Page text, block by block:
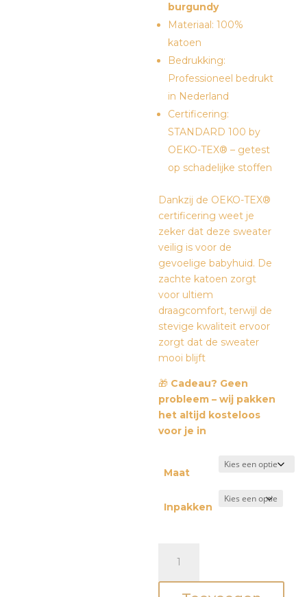
burgundy
Materiaal: 100%
katoen
Bedrukking:
Professioneel bedrukt
in Nederland
Certificering:
STANDARD 100 by
OEKO-TEX® – getest
op schadelijke stoffen
Dankzij de OEKO-TEX®
certificering weet je
zeker dat deze sweater
veilig is voor de
gevoelige babyhuid. De
zachte katoen zorgt
voor ultiem
draagcomfort, terwijl de
stevige kwaliteit ervoor
zorgt dat de sweater
mooi blijft
🎁 Cadeau? Geen
probleem – wij pakken
het altijd kosteloos
voor je in
Maat
Inpakken
'mama
en